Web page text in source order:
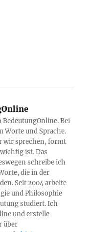
Bei
Worte und Sprache.
wir sprechen, formt
ist. Das
schreibe ich
die in der
Seit 2004 arbeite
und Philosophie
studiert. Ich
und erstelle
über